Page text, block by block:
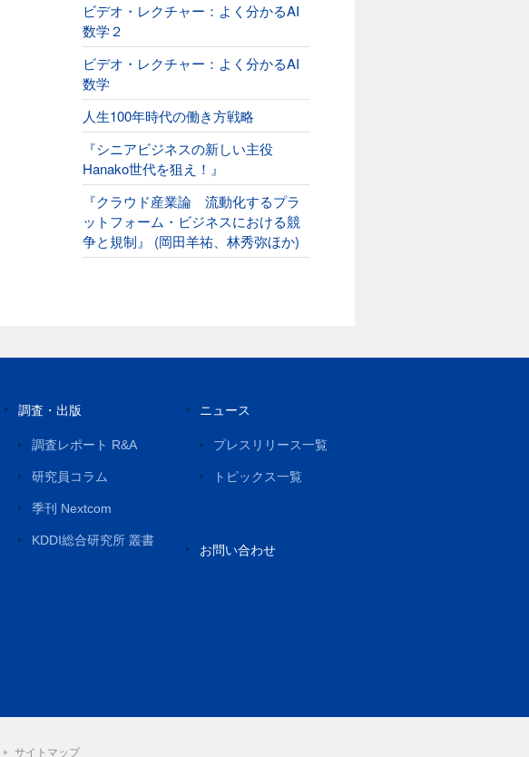
ビデオ・レクチャー：よく分かるAI
数学２
ビデオ・レクチャー：よく分かるAI
数学
人生100年時代の働き方戦略
『シニアビジネスの新しい主役
Hanako世代を狙え！』
『クラウド産業論 流動化するプラ
ットフォーム・ビジネスにおける競
争と規制』 (岡田羊祐、林秀弥ほか)
調査・出版
調査レポート R&A
研究員コラム
季刊 Nextcom
KDDI総合研究所 叢書
ニュース
プレスリリース一覧
トピックス一覧
お問い合わせ
サイトマップ